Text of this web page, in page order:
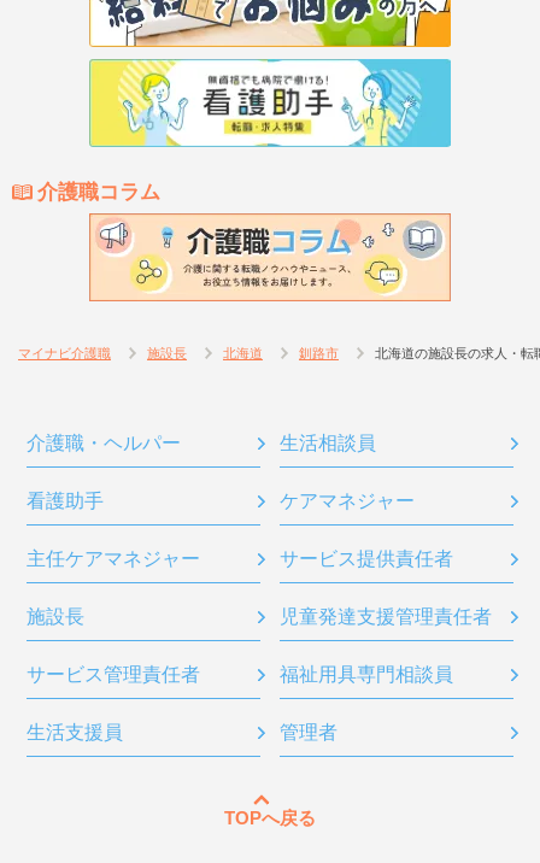
介護職コラム
マイナビ介護職 施設長 北海道 釧路市 北海道の施設長の求人・転
介護職・ヘルパー 生活相談員
看護助手 ケアマネジャー
主任ケアマネジャー サービス提供責任者
施設長 児童発達支援管理責任者
サービス管理責任者 福祉用具専門相談員
生活支援員 管理者
TOPへ戻る